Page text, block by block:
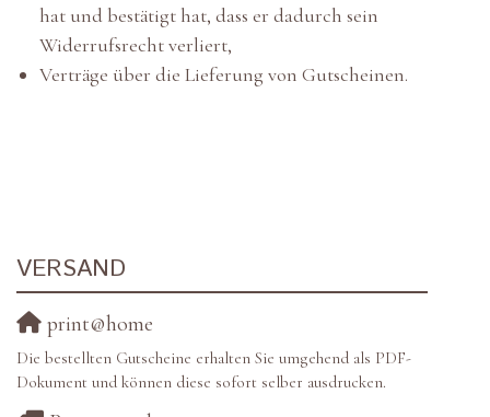
hat und bestätigt hat, dass er dadurch sein
Widerrufsrecht verliert,
Verträge über die Lieferung von Gutscheinen.
VERSAND
print@home
Die bestellten Gutscheine erhalten Sie umgehend als PDF-
Dokument und können diese sofort selber ausdrucken.